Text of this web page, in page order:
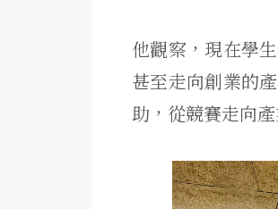
他觀察，現在學
甚至走向創業的
助，從競賽走向產